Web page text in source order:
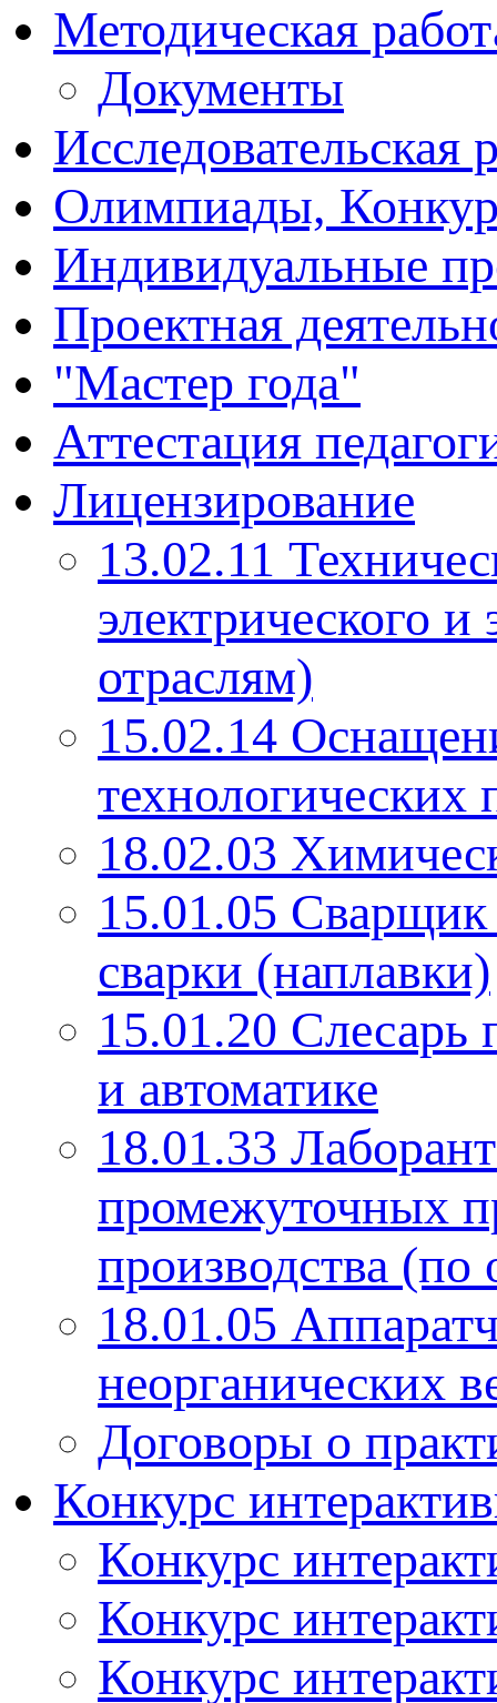
Методическая
Документы
Исследовательская
Олимпиады,
Индивидуальные
Проектная
"Мастер года"
Аттестация
Лицензирование
13.02.11
электрического
отраслям)
15.02.14
технологических
18.02.03
15.01.05
сварки (наплавки)
15.01.20 Слесарь
и автоматике
18.01.33
промежуточных
производства (по
18.01.05
неорганических
Договоры о
Конкурс
Конкурс
Конкурс
Конкурс